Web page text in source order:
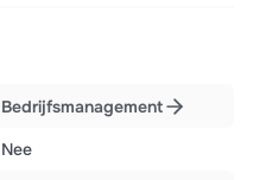
Bedrijfsmanagement
Nee